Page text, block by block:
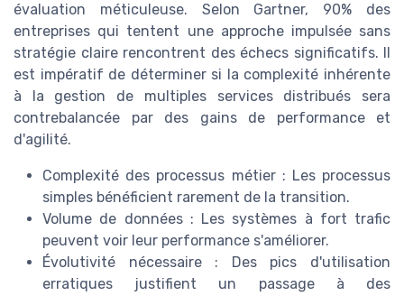
évaluation méticuleuse. Selon Gartner, 90% des
entreprises qui tentent une approche impulsée sans
stratégie claire rencontrent des échecs significatifs. Il
est impératif de déterminer si la complexité inhérente
à la gestion de multiples services distribués sera
contrebalancée par des gains de performance et
d'agilité.
Complexité des processus métier : Les processus
simples bénéficient rarement de la transition.
Volume de données : Les systèmes à fort trafic
peuvent voir leur performance s'améliorer.
Évolutivité nécessaire : Des pics d'utilisation
erratiques justifient un passage à des